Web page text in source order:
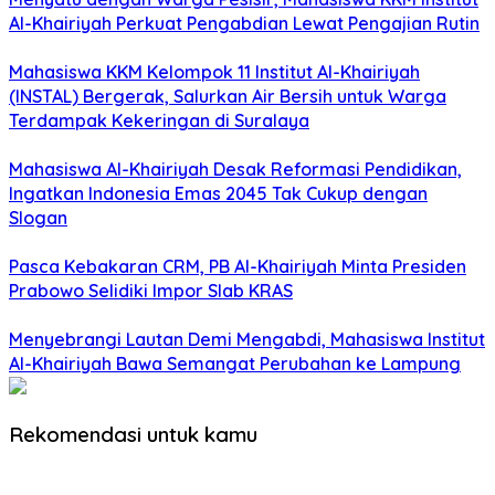
Al-Khairiyah Perkuat Pengabdian Lewat Pengajian Rutin
Mahasiswa KKM Kelompok 11 Institut Al-Khairiyah
(INSTAL) Bergerak, Salurkan Air Bersih untuk Warga
Terdampak Kekeringan di Suralaya
Mahasiswa Al-Khairiyah Desak Reformasi Pendidikan,
Ingatkan Indonesia Emas 2045 Tak Cukup dengan
Slogan
Pasca Kebakaran CRM, PB Al-Khairiyah Minta Presiden
Prabowo Selidiki Impor Slab KRAS
Menyebrangi Lautan Demi Mengabdi, Mahasiswa Institut
Al-Khairiyah Bawa Semangat Perubahan ke Lampung
Rekomendasi untuk kamu